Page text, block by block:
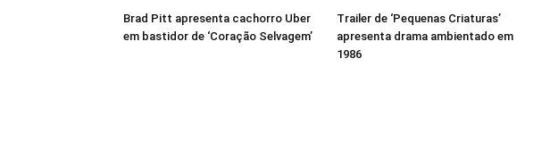
Brad Pitt apresenta cachorro Uber
em bastidor de ‘Coração Selvagem’
Trailer de ‘Pequenas Criaturas’
apresenta drama ambientado em
1986